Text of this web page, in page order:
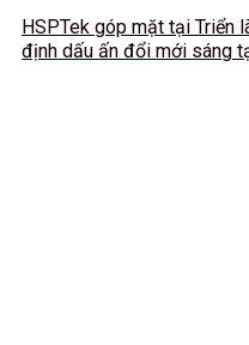
HSPTek góp mặt tại Triển
định dấu ấn đổi mới sáng